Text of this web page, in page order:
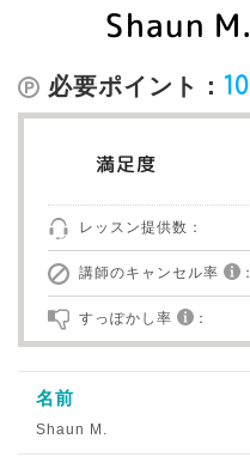
Shaun M.
必要ポイント： 10
満足度
レッスン提供数：
講師のキャンセル率 ：
すっぽかし率 ：
名前
Shaun M.